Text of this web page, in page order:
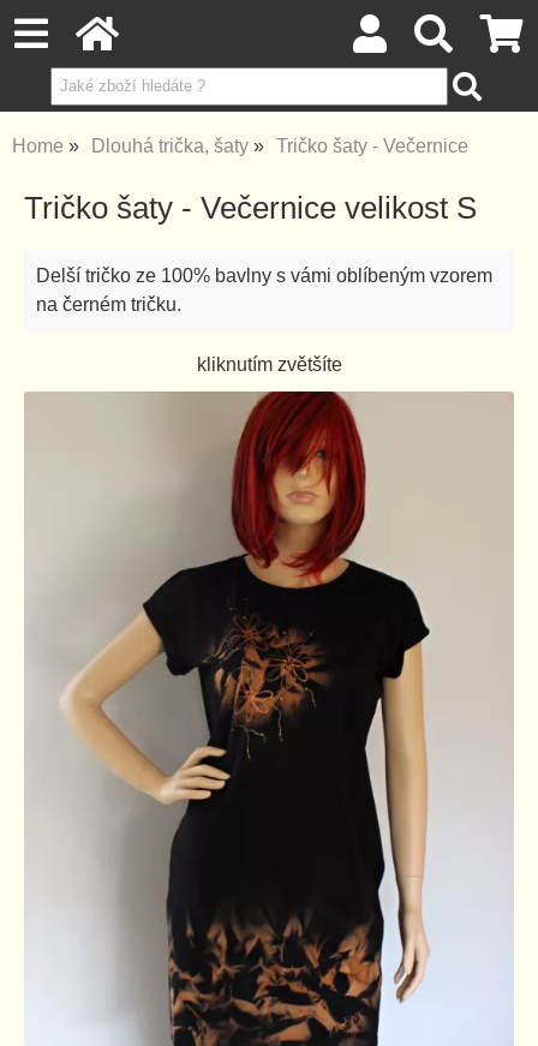
Home Dlouhá trička, šaty Tričko šaty - Večernice
Tričko šaty - Večernice velikost S
Delší tričko ze 100% bavlny s vámi oblíbeným vzorem
na černém tričku.
kliknutím zvětšíte